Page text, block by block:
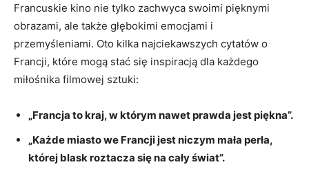
Francuskie kino nie tylko zachwyca swoimi pięknymi
obrazami,‌ ale także głębokimi emocjami i
przemyśleniami. ⁣Oto​ kilka najciekawszych cytatów ​o⁢
Francji, które mogą stać się inspiracją dla każdego
⁤miłośnika filmowej sztuki:
„Francja to kraj, w którym nawet‍ prawda jest ⁤piękna”.
„Każde miasto we Francji jest niczym mała perła,
której blask roztacza się ‌na cały świat”.